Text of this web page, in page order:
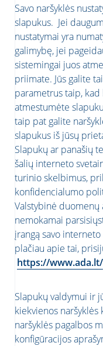
Savo naršyklės
slapukus. Jei
nustatymai yra
galimybę, jei
sistemingai juos
priimate. Jūs galite
parametrus taip,
atmestumėte
taip pat galite
slapukus iš jūsų
Slapukų ar panašių
šalių interneto
turinio skelbimus,
konfidencialumo
Valstybinė duomenų
nemokamai
įrangą savo
plačiau apie tai,
https://www.ada.lt/
Slapukų valdymui ir
kiekvienos naršyklės
naršyklės pagalbos
konfigūracijos